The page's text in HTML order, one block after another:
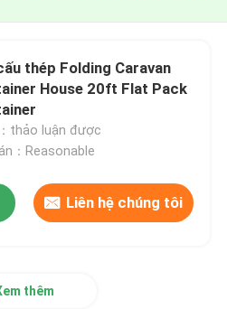
thép Folding Caravan
House 20ft Flat Pack
thảo luận được
：Reasonable
Liên hệ chúng tôi
thêm